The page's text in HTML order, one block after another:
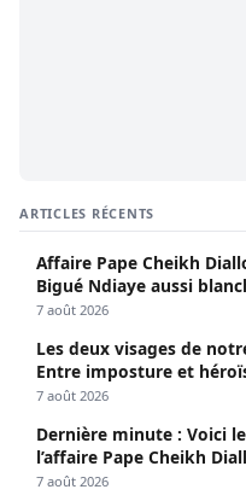
ARTICLES RÉCENTS
Affaire Pape Cheikh
Bigué Ndiaye aussi
7 août 2026
Les deux visages de
Entre imposture et
Seydi)
7 août 2026
Dernière minute : Voici
l’affaire Pape Cheikh
7 août 2026